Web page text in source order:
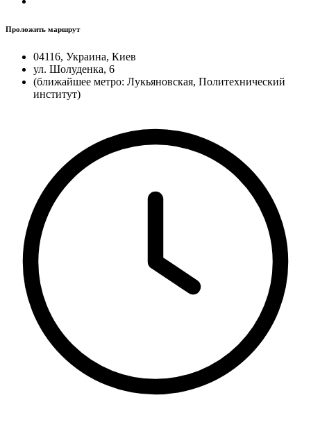
Проложить маршрут
04116, Украина, Киев
ул. Шолуденка, 6
(ближайшее метро: Лукьяновская, Политехнический
институт)